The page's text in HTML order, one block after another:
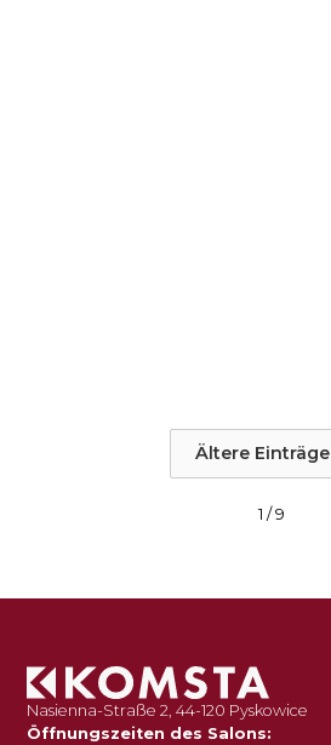
Ältere Einträge
1 / 9
Nasienna-Straße 2, 44-120 Pyskowice
Öffnungszeiten des Salons: